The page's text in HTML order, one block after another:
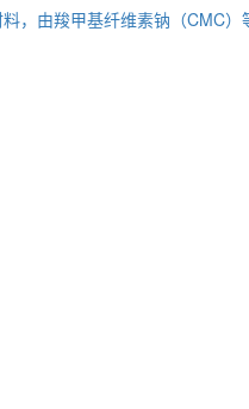
由羧甲基纤维素钠（CMC